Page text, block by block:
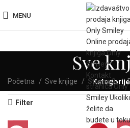
MENU
Sve
Kategorije
Početna Sve knjige Strana 3
Filter